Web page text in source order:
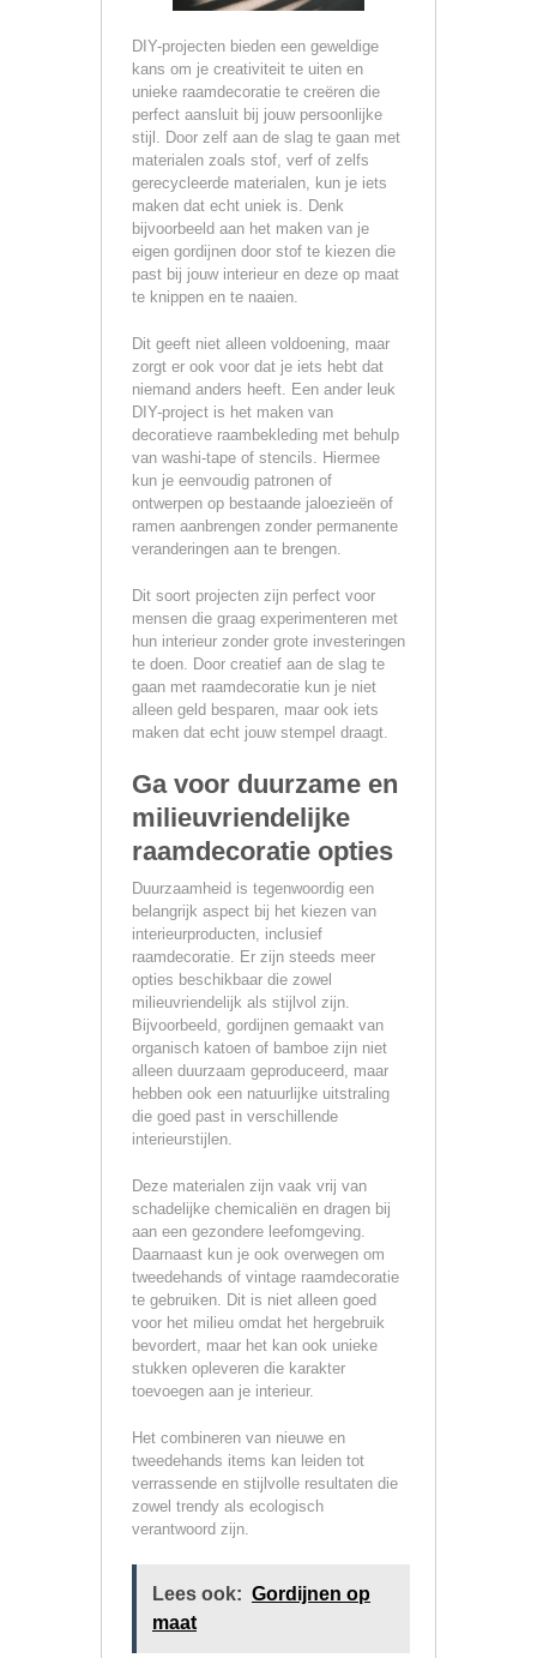
DIY-projecten bieden een geweldige
kans om je creativiteit te uiten en
unieke raamdecoratie te creëren die
perfect aansluit bij jouw persoonlijke
stijl. Door zelf aan de slag te gaan met
materialen zoals stof, verf of zelfs
gerecycleerde materialen, kun je iets
maken dat echt uniek is. Denk
bijvoorbeeld aan het maken van je
eigen gordijnen door stof te kiezen die
past bij jouw interieur en deze op maat
te knippen en te naaien.
Dit geeft niet alleen voldoening, maar
zorgt er ook voor dat je iets hebt dat
niemand anders heeft. Een ander leuk
DIY-project is het maken van
decoratieve raambekleding met behulp
van washi-tape of stencils. Hiermee
kun je eenvoudig patronen of
ontwerpen op bestaande jaloezieën of
ramen aanbrengen zonder permanente
veranderingen aan te brengen.
Dit soort projecten zijn perfect voor
mensen die graag experimenteren met
hun interieur zonder grote investeringen
te doen. Door creatief aan de slag te
gaan met raamdecoratie kun je niet
alleen geld besparen, maar ook iets
maken dat echt jouw stempel draagt.
Ga voor duurzame en
milieuvriendelijke
raamdecoratie opties
Duurzaamheid is tegenwoordig een
belangrijk aspect bij het kiezen van
interieurproducten, inclusief
raamdecoratie. Er zijn steeds meer
opties beschikbaar die zowel
milieuvriendelijk als stijlvol zijn.
Bijvoorbeeld, gordijnen gemaakt van
organisch katoen of bamboe zijn niet
alleen duurzaam geproduceerd, maar
hebben ook een natuurlijke uitstraling
die goed past in verschillende
interieurstijlen.
Deze materialen zijn vaak vrij van
schadelijke chemicaliën en dragen bij
aan een gezondere leefomgeving.
Daarnaast kun je ook overwegen om
tweedehands of vintage raamdecoratie
te gebruiken. Dit is niet alleen goed
voor het milieu omdat het hergebruik
bevordert, maar het kan ook unieke
stukken opleveren die karakter
toevoegen aan je interieur.
Het combineren van nieuwe en
tweedehands items kan leiden tot
verrassende en stijlvolle resultaten die
zowel trendy als ecologisch
verantwoord zijn.
Lees ook: Gordijnen op
maat